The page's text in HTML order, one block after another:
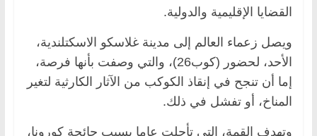
القضايا الإقليمية والدولية.
ويصل زعماء العالم إلى مدينة غلاسكو الاسكتلندية،
الأحد، لحضور (كوب26)، والتي وصفت بأنها فرصة،
إما أن تنجح في إنقاذ الكوكب من الآثار الكارثية لتغير
المناخ، أو تفشل في ذلك.
وتهدف القمة، التي تأجلت عاما بسبب جائحة كورونا،